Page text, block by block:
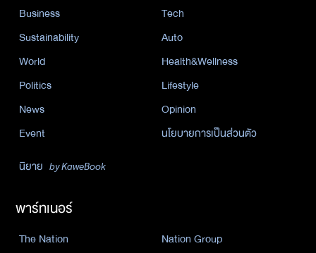
Business
Tech
Sustainability
Auto
World
Health&Wellness
Politics
Lifestyle
News
Opinion
Event
นโยบายการเป็นส่วนตัว
นิยาย by KaweBook
พาร์ทเนอร์
The Nation
Nation Group